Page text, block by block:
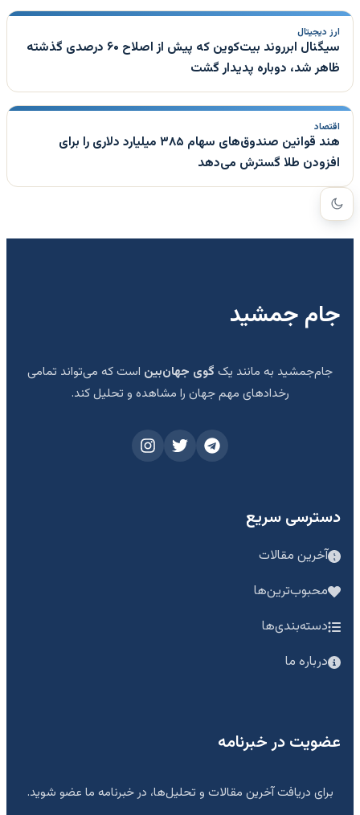
ارز دیجیتال
سیگنال ابرروند بیت‌کوین که پیش از اصلاح ۶۰ درصدی گذشته
ظاهر شد، دوباره پدیدار گشت
اقتصاد
هند قوانین صندوق‌های سهام ۳۸۵ میلیارد دلاری را برای
افزودن طلا گسترش می‌دهد
جام جمشید
جام‌جمشید به مانند یک گوی جهان‌بین است که می‌تواند تمامی
رخدادهای مهم جهان را مشاهده و تحلیل کند.
دسترسی سریع
آخرین مقالات
محبوب‌ترین‌ها
دسته‌بندی‌ها
درباره ما
عضویت در خبرنامه
برای دریافت آخرین مقالات و تحلیل‌ها، در خبرنامه ما عضو شوید.